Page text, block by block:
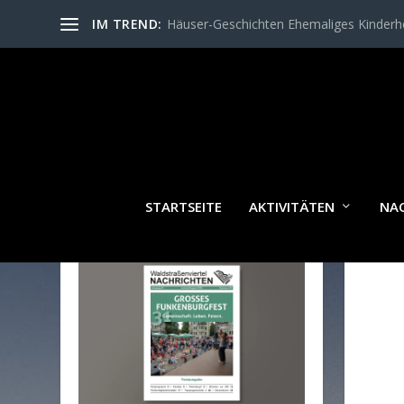
IM TREND: Häuser-Geschichten Ehemaliges
STARTSEITE AKTIVITÄTEN
WALDSTRASSENVIERTEL N